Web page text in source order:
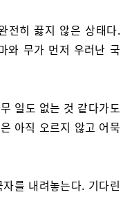
전히 끓지 않은 상태다.
와 무가 먼저 우러난 국
일도 없는 것 같다가도
아직 오르지 않고 어묵
를 내려놓는다. 기다린